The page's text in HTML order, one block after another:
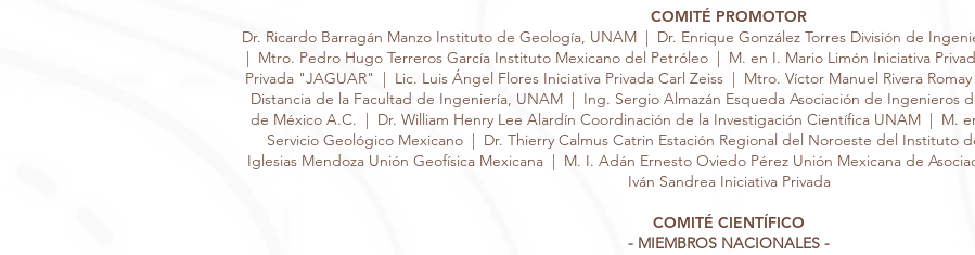
COMITÉ PROMOTOR
Dr. Ricardo Barragán Manzo Instituto de Geología, UNAM | Dr. Enrique González Torres División de
| Mtro. Pedro Hugo Terreros García Instituto Mexicano del Petróleo | M. en I. Mario Limón Iniciativa
Privada "JAGUAR" | Lic. Luis Ángel Flores Iniciativa Privada Carl Zeiss | Mtro. Víctor Manuel Rivera
Distancia de la Facultad de Ingeniería, UNAM | Ing. Sergio Almazán Esqueda Asociación de Ingenieros
de México A.C. | Dr. William Henry Lee Alardín Coordinación de la Investigación Científica UNAM | M.
Servicio Geológico Mexicano | Dr. Thierry Calmus Catrin Estación Regional del Noroeste del
Iglesias Mendoza Unión Geofísica Mexicana | M. I. Adán Ernesto Oviedo Pérez Unión Mexicana de
Iván Sandrea Iniciativa Privada
COMITÉ CIENTÍFICO
- MIEMBROS NACIONALES -